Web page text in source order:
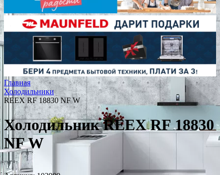
Главная
Холодильники
REEX RF 18830 NF W
Холодильник REEX RF 18830
NF W